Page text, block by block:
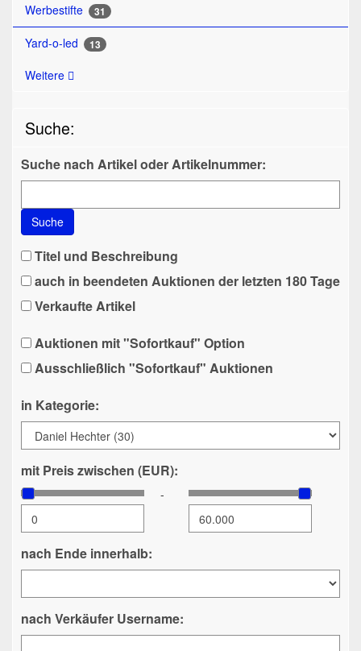
Werbestifte 31
Yard-o-led 13
Weitere
Suche:
Suche nach Artikel oder Artikelnummer:
Suche
Titel und Beschreibung
auch in beendeten Auktionen der letzten 180 Tage
Verkaufte Artikel
Auktionen mit "Sofortkauf" Option
Ausschließlich "Sofortkauf" Auktionen
in Kategorie:
mit Preis zwischen (EUR):
-
nach Ende innerhalb:
nach Verkäufer Username: